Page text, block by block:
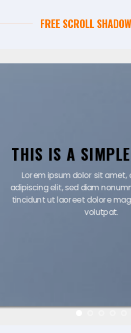
FREE SCROLL
THIS IS A
BANNER
Lorem ipsum dolor sit
adipiscing elit, sed diam
euismod tincidunt ut laoreet
aliquam erat